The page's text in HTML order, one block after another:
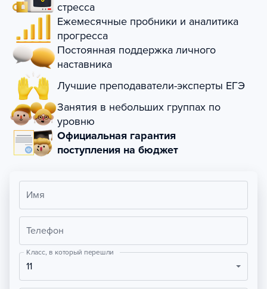
стресса
Ежемесячные пробники и аналитика
прогресса
Постоянная поддержка личного
наставника
Лучшие преподаватели-эксперты ЕГЭ
Занятия в небольших группах по
уровню
Официальная гарантия
поступления на бюджет
Имя
Телефон
Класс, в который перешли
11